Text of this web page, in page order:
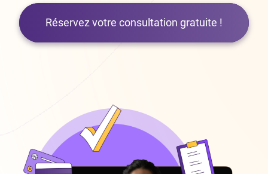
Réservez votre consultation gratuite !